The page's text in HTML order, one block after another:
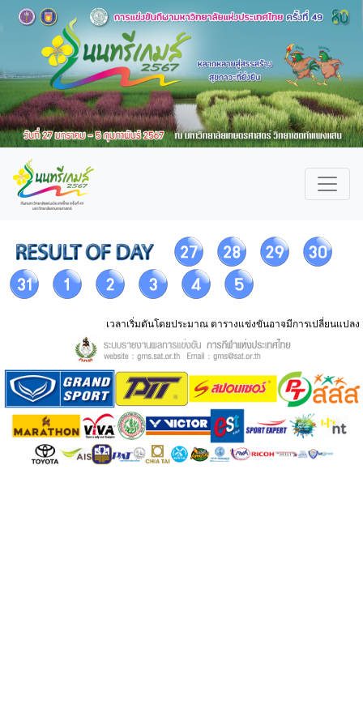
เวลาเริ่มตันโดยประมาณ ตารางแข่งขันอาจมีการเปลี่ยนแปลง